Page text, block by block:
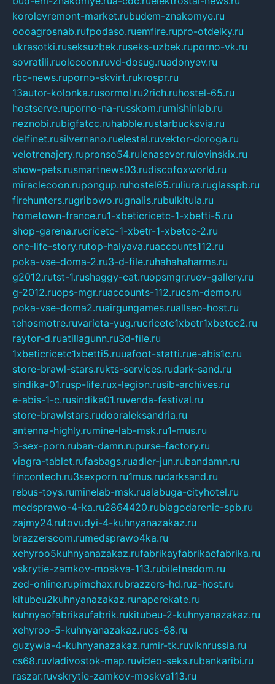
korolevremont-market.rubudem-znakomye.ru
oooagrosnab.rufpodaso.ruemfire.rupro-otdelky.ru
ukrasotki.ruseksuzbek.ruseks-uzbek.ruporno-vk.ru
sovratili.ruolecoon.ruvd-dosug.ruadonyev.ru
rbc-news.ruporno-skvirt.rukrospr.ru
13autor-kolonka.rusormol.ru2rich.ruhostel-65.ru
hostserve.ruporno-na-russkom.rumishinlab.ru
neznobi.rubigfatcc.ruhabble.rustarbucksvia.ru
delfinet.rusilvernano.ruelestal.ruvektor-doroga.ru
velotrenajery.rupronso54.rulenasever.rulovinskix.ru
show-pets.rusmartnews03.rudiscofoxworld.ru
miraclecoon.rupongup.ruhostel65.ruliura.ruglasspb.ru
firehunters.rugribowo.rugnalis.rubulkitula.ru
hometown-france.ru1-xbeticricetc-1-xbetti-5.ru
shop-garena.rucricetc-1-xbetr-1-xbetcc-2.ru
one-life-story.rutop-halyava.ruaccounts112.ru
poka-vse-doma-2.ru3-d-file.ruhahahaharms.ru
g2012.rutst-1.rushaggy-cat.ruopsmgr.ruev-gallery.ru
g-2012.ruops-mgr.ruaccounts-112.rucsm-demo.ru
poka-vse-doma2.ruairgungames.ruallseo-host.ru
tehosmotre.ruvarieta-yug.rucricetc1xbetr1xbetcc2.ru
raytor-d.ruatillagunn.ru3d-file.ru
1xbeticricetc1xbetti5.ruuafoot-statti.rue-abis1c.ru
store-brawl-stars.rukts-services.rudark-sand.ru
sindika-01.rusp-life.rux-legion.rusib-archives.ru
e-abis-1-c.rusindika01.ruvenda-festival.ru
store-brawlstars.rudooraleksandria.ru
antenna-highly.rumine-lab-msk.ru1-mus.ru
3-sex-porn.ruban-damn.rupurse-factory.ru
viagra-tablet.rufasbags.ruadler-jun.rubandamn.ru
fincontech.ru3sexporn.ru1mus.rudarksand.ru
rebus-toys.ruminelab-msk.rualabuga-cityhotel.ru
medsprawo-4-ka.ru2864420.rublagodarenie-spb.ru
zajmy24.rutovudyi-4-kuhnyanazakaz.ru
brazzerscom.rumedsprawo4ka.ru
xehyroo5kuhnyanazakaz.rufabrikayfabrikaefabrika.ru
vskrytie-zamkov-moskva-113.rubiletnadom.ru
zed-online.rupimchax.rubrazzers-hd.ruz-host.ru
kitubeu2kuhnyanazakaz.runaperekate.ru
kuhnyaofabrikaufabrik.rukitubeu-2-kuhnyanazakaz.ru
xehyroo-5-kuhnyanazakaz.rucs-68.ru
guzywia-4-kuhnyanazakaz.rumir-tk.ruvlknrussia.ru
cs68.ruvladivostok-map.ruvideo-seks.rubankaribi.ru
raszar.ruvskrytie-zamkov-moskva113.ru